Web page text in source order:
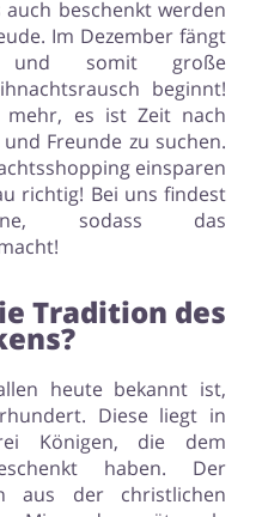
beschenkt werden
Im Dezember fängt
und somit große
beginnt!
mehr, es ist Zeit nach
Freunde zu suchen.
einsparen
richtig! Bei uns findest
sodass das
Tradition des
heute bekannt ist,
Diese liegt in
Königen, die dem
haben. Der
aus der christlichen